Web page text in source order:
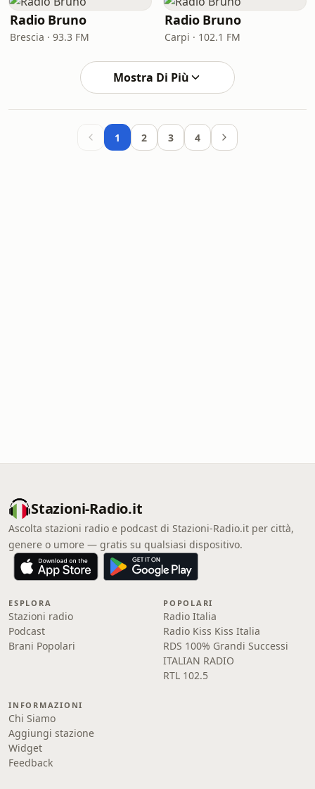
Radio Bruno
Brescia · 93.3 FM
Radio Bruno
Carpi · 102.1 FM
Mostra Di Più
1 2 3 4
Stazioni-Radio.it
Ascolta stazioni radio e podcast di Stazioni-Radio.it per città,
genere o umore — gratis su qualsiasi dispositivo.
ESPLORA
Stazioni radio
Podcast
Brani Popolari
POPOLARI
Radio Italia
Radio Kiss Kiss Italia
RDS 100% Grandi Successi
ITALIAN RADIO
RTL 102.5
INFORMAZIONI
Chi Siamo
Aggiungi stazione
Widget
Feedback